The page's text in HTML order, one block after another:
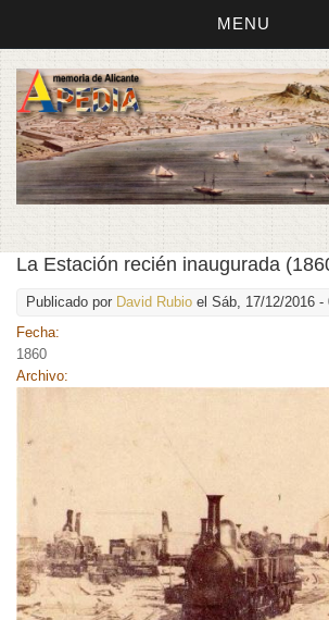
MENU
La Estación recién inaugurada
Publicado por David Rubio el Sáb, 17/12/2016 -
Fecha:
1860
Archivo: